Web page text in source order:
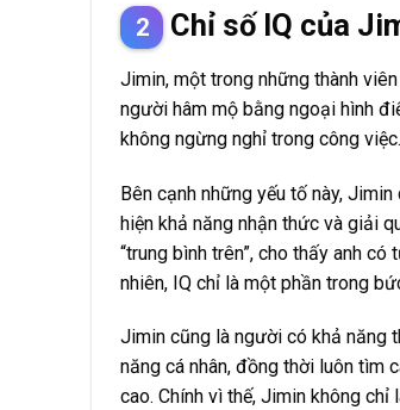
Chỉ số IQ của
Jimin, một trong những thành
người hâm mộ bằng ngoại hình
không ngừng nghỉ trong công việc.
Bên cạnh những yếu tố này,
hiện khả năng nhận thức và giải
“trung bình trên”, cho thấy anh
nhiên, IQ chỉ là một phần trong
Jimin cũng là người có khả năng
năng cá nhân, đồng thời luôn tìm
cao. Chính vì thế, Jimin không